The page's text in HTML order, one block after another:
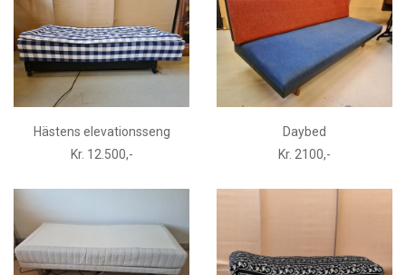
Hästens elevationsseng
Kr. 12.500,-
Daybed
Kr. 2100,-